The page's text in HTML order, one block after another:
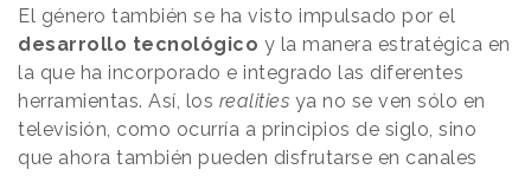
El género también se ha visto impulsado por el
desarrollo tecnológico y la manera estratégica en
la que ha incorporado e integrado las diferentes
herramientas. Así, los realities ya no se ven sólo en
televisión, como ocurría a principios de siglo, sino
que ahora también pueden disfrutarse en canales